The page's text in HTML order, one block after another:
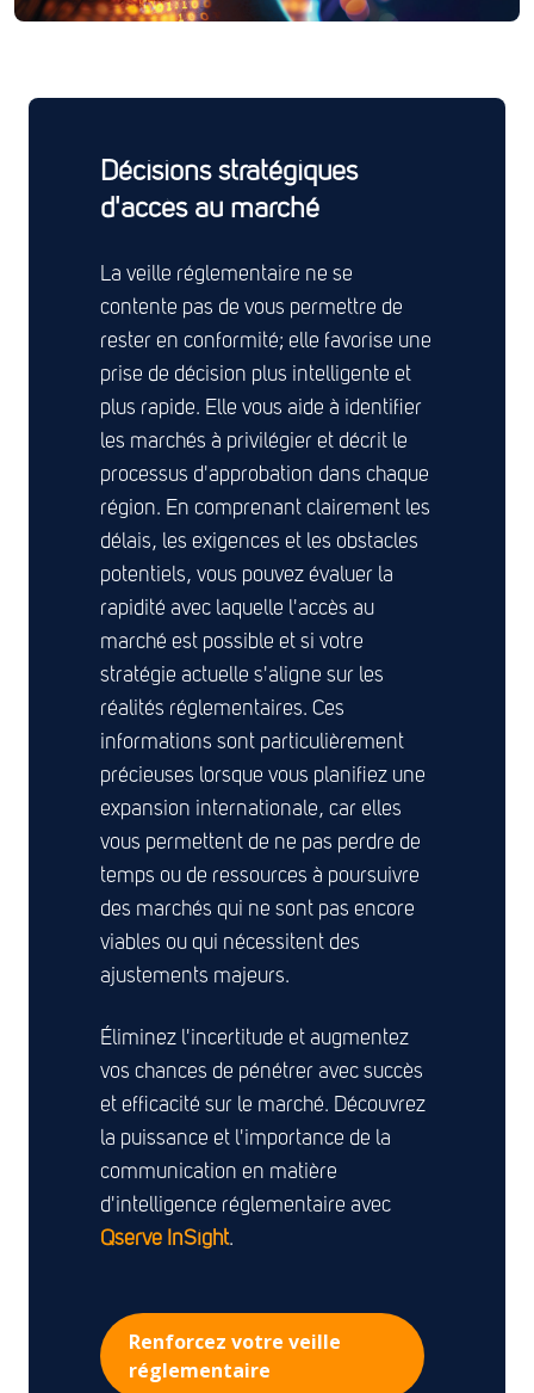
Décisions stratégiques
d'accès au marché
La veille réglementaire ne se
contente pas de vous permettre de
rester en conformité; elle favorise une
prise de décision plus intelligente et
plus rapide. Elle vous aide à identifier
les marchés à privilégier et décrit le
processus d'approbation dans chaque
région. En comprenant clairement les
délais, les exigences et les obstacles
potentiels, vous pouvez évaluer la
rapidité avec laquelle l'accès au
marché est possible et si votre
stratégie actuelle s'aligne sur les
réalités réglementaires. Ces
informations sont particulièrement
précieuses lorsque vous planifiez une
expansion internationale, car elles
vous permettent de ne pas perdre de
temps ou de ressources à poursuivre
des marchés qui ne sont pas encore
viables ou qui nécessitent des
ajustements majeurs.
Éliminez l'incertitude et augmentez
vos chances de pénétrer avec succès
et efficacité sur le marché. Découvrez
la puissance et l'importance de la
communication en matière
d'intelligence réglementaire avec
Qserve InSight.
Renforcez votre veille
réglementaire